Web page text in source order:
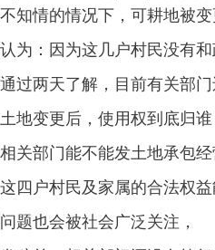
知情的情况下，可耕地被
为：因为这几户村民没有
过两天了解，目前有关部门
地变更后，使用权到底归谁
关部门能不能发土地承包经
四户村民及家属的合法权
题也会被社会广泛关注，